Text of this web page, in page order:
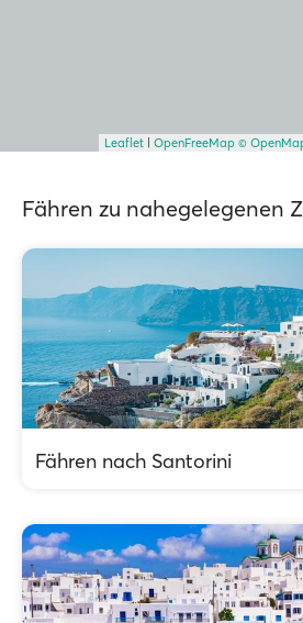
Leaflet OpenFreeMap ©
Fähren zu nahegelegenen
Fähren nach Santorini